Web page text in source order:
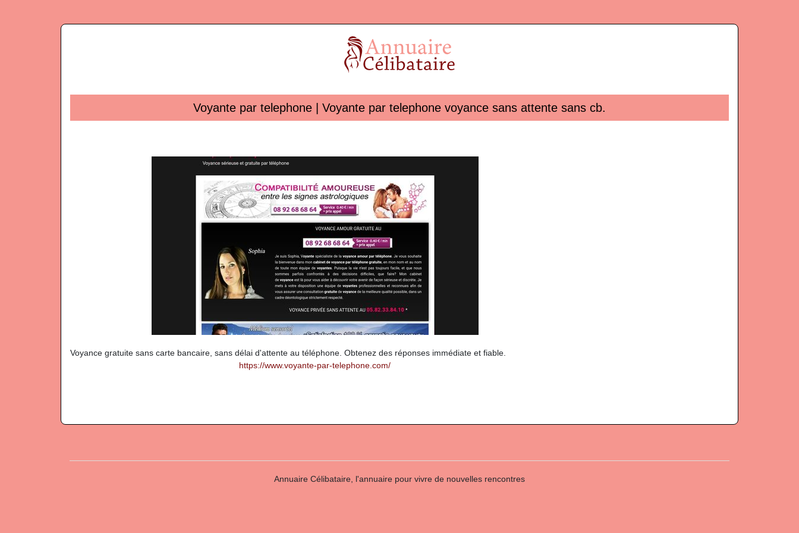
Voyante par telephone | Voyante par telephone voyance sans attente sans cb.
Voyance gratuite sans carte bancaire, sans délai d'attente au téléphone. Obtenez des réponses immédiate et fiable.
https://www.voyante-par-telephone.com/
Annuaire Célibataire, l'annuaire pour vivre de nouvelles rencontres